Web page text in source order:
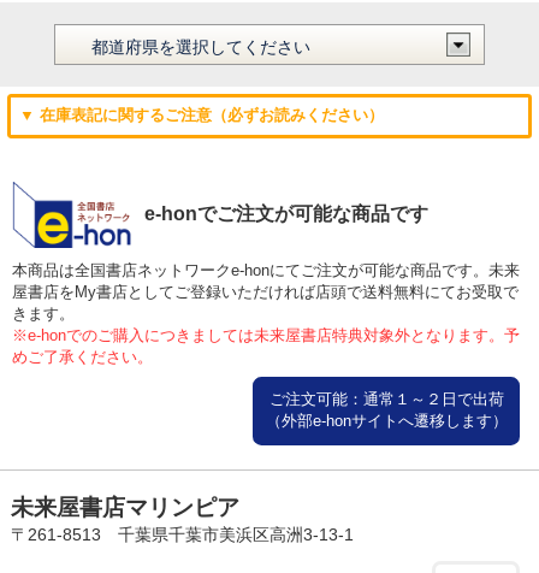
▼ 在庫表記に関するご注意（必ずお読みください）
e-honでご注文が可能な商品です
本商品は全国書店ネットワークe-honにてご注文が可能な商品です。未来
屋書店をMy書店としてご登録いただければ店頭で送料無料にてお受取で
きます。
※e-honでのご購入につきましては未来屋書店特典対象外となります。予
めご了承ください。
ご注文可能：通常１～２日で出荷
（外部e-honサイトへ遷移します）
未来屋書店マリンピア
〒261-8513 千葉県千葉市美浜区高洲3-13-1